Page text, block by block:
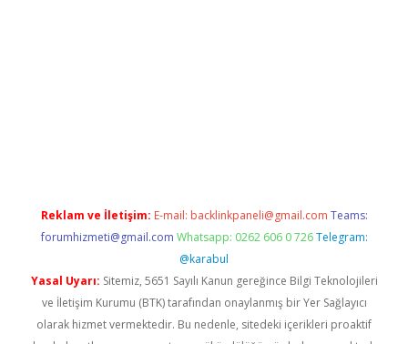
Reklam ve İletişim: E-mail: backlinkpaneli@gmail.com Teams:
forumhizmeti@gmail.com Whatsapp: 0262 606 0 726 Telegram:
@karabul
Yasal Uyarı: Sitemiz, 5651 Sayılı Kanun gereğince Bilgi Teknolojileri
ve İletişim Kurumu (BTK) tarafından onaylanmış bir Yer Sağlayıcı
olarak hizmet vermektedir. Bu nedenle, sitedeki içerikleri proaktif